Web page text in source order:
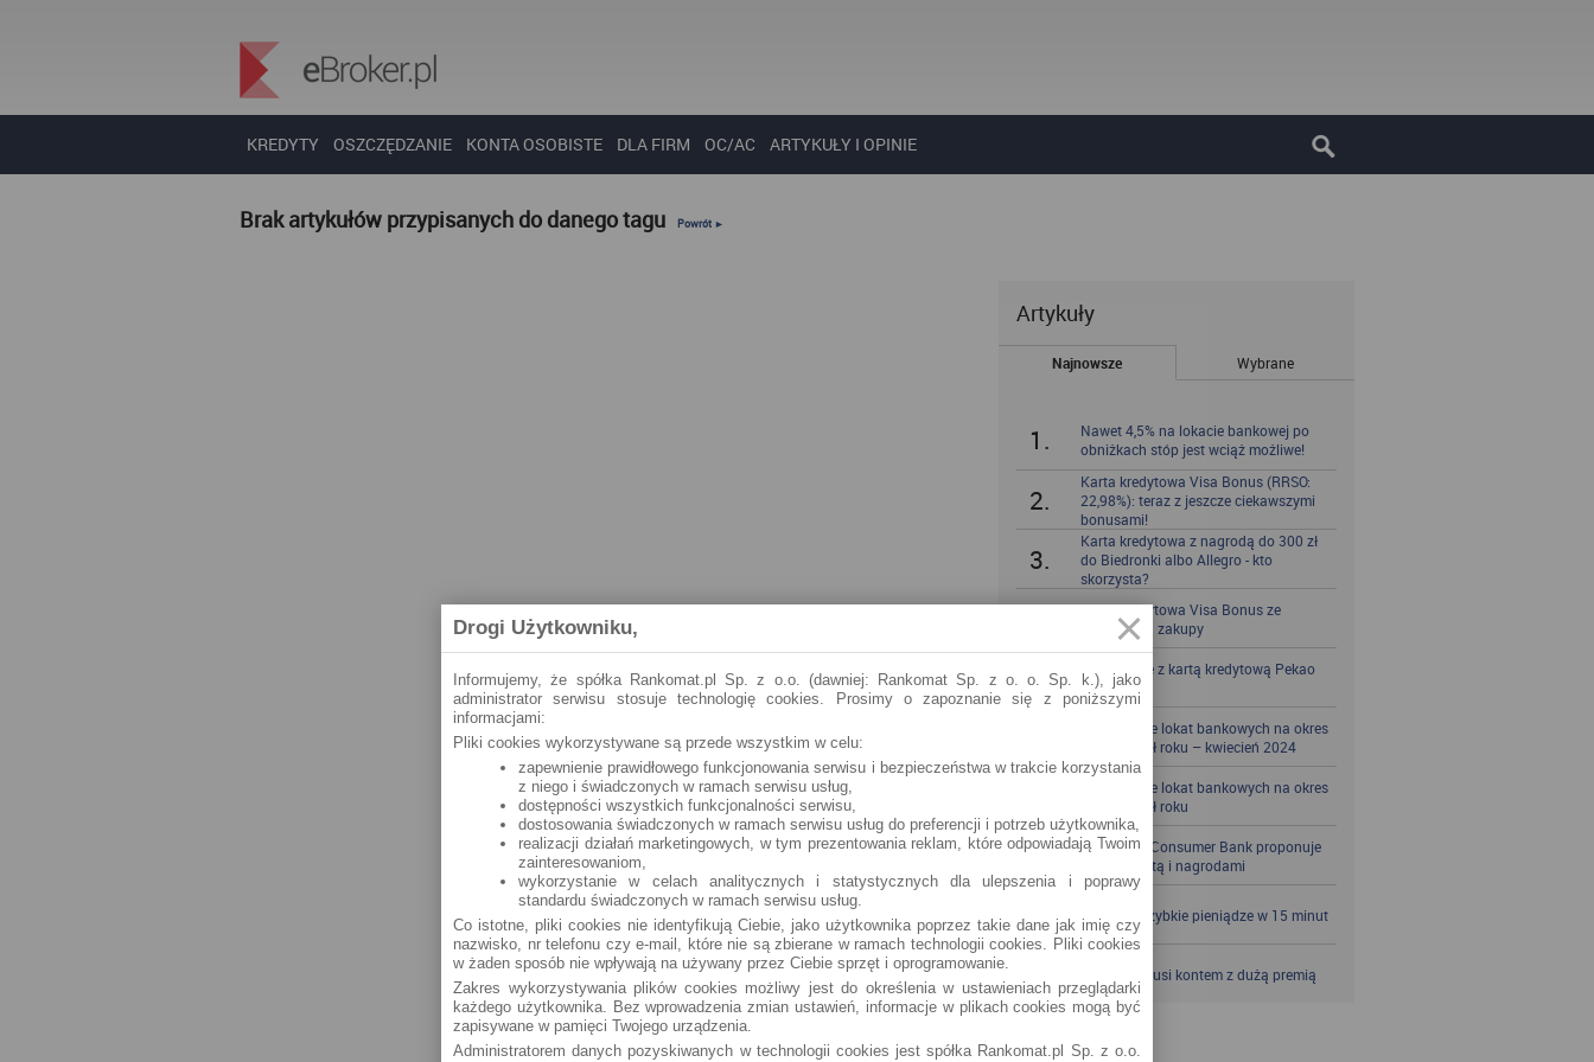
KREDYTY OSZCZĘDZANIE KONTA OSOBISTE DLA FIRM OC/AC ARTYKUŁY I OPINIE
Brak artykułów przypisanych do danego tagu Powrót ►
Artykuły
Najnowsze Wybrane
1.
Nawet 4,5% na lokacie bankowej po
obniżkach stóp jest wciąż możliwe!
2.
Karta kredytowa Visa Bonus (RRSO:
22,98%): teraz z jeszcze ciekawszymi
bonusami!
3.
Karta kredytowa z nagrodą do 300 zł
do Biedronki albo Allegro - kto
skorzysta?
Karta kredytowa Visa Bonus ze
zwrotem za zakupy
5.
Zbieraj mile z kartą kredytową Pekao
S.A.
Porównanie lokat bankowych na okres
powyżej pół roku – kwiecień 2024
Porównanie lokat bankowych na okres
powyżej pół roku
8.
Santander Consumer Bank proponuje
jesień z kartą i nagrodami
9. SKOK po szybkie pieniądze w 15 minut
10. VeloBank kusi kontem z dużą premią
Drogi Użytkowniku,
Informujemy, że spółka Rankomat.pl Sp. z o.o. (dawniej: Rankomat Sp. z o. o. Sp. k.), jako
administrator serwisu stosuje technologię cookies. Prosimy o zapoznanie się z poniższymi
informacjami:
Pliki cookies wykorzystywane są przede wszystkim w celu:
zapewnienie prawidłowego funkcjonowania serwisu i bezpieczeństwa w trakcie korzystania
z niego i świadczonych w ramach serwisu usług,
dostępności wszystkich funkcjonalności serwisu,
dostosowania świadczonych w ramach serwisu usług do preferencji i potrzeb użytkownika,
realizacji działań marketingowych, w tym prezentowania reklam, które odpowiadają Twoim
zainteresowaniom,
wykorzystanie w celach analitycznych i statystycznych dla ulepszenia i poprawy
standardu świadczonych w ramach serwisu usług.
Co istotne, pliki cookies nie identyfikują Ciebie, jako użytkownika poprzez takie dane jak imię czy
nazwisko, nr telefonu czy e-mail, które nie są zbierane w ramach technologii cookies. Pliki cookies
w żaden sposób nie wpływają na używany przez Ciebie sprzęt i oprogramowanie.
Zakres wykorzystywania plików cookies możliwy jest do określenia w ustawieniach przeglądarki
każdego użytkownika. Bez wprowadzenia zmian ustawień, informacje w plikach cookies mogą być
zapisywane w pamięci Twojego urządzenia.
Administratorem danych pozyskiwanych w technologii cookies jest spółka Rankomat.pl Sp. z o.o.